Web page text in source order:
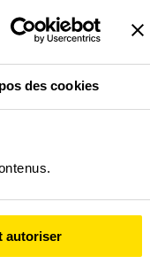
des cookies
autoriser
mai 2020
février 2020
novembre 2019
avril 2019